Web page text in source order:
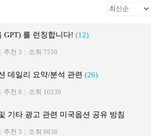
GPT) 를 런칭합니다! (12)
| 추천 3 | 조회 7559
데일리 요약/분석 관련 (26)
| 추천 8 | 조회 10239
기타 광고 관련 미국옵션 공유 방침
| 추천 3 | 조회 9838